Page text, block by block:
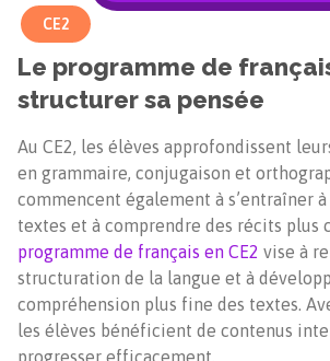
CE2
Le programme de
structurer sa pensée
Au CE2, les élèves approfondissent
en grammaire, conjugaison et
commencent également à s’entraîner
textes et à comprendre des récits plus
programme de français en CE2 vise à
structuration de la langue et à
compréhension plus fine des textes.
les élèves bénéficient de contenus